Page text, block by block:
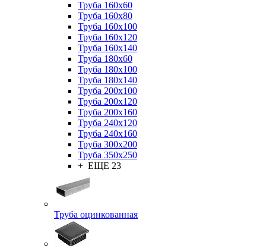
Труба 160x60
Труба 160x80
Труба 160x100
Труба 160x120
Труба 160x140
Труба 180x60
Труба 180x100
Труба 180x140
Труба 200x100
Труба 200x120
Труба 200x160
Труба 240x120
Труба 240x160
Труба 300x200
Труба 350x250
+ ЕЩЕ 23
Труба оцинкованная